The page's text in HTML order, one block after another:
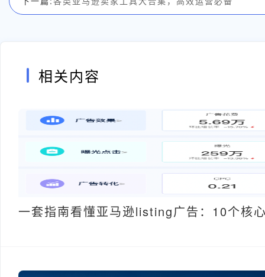
相关内容
一套指南看懂亚马逊listing广告：10个核